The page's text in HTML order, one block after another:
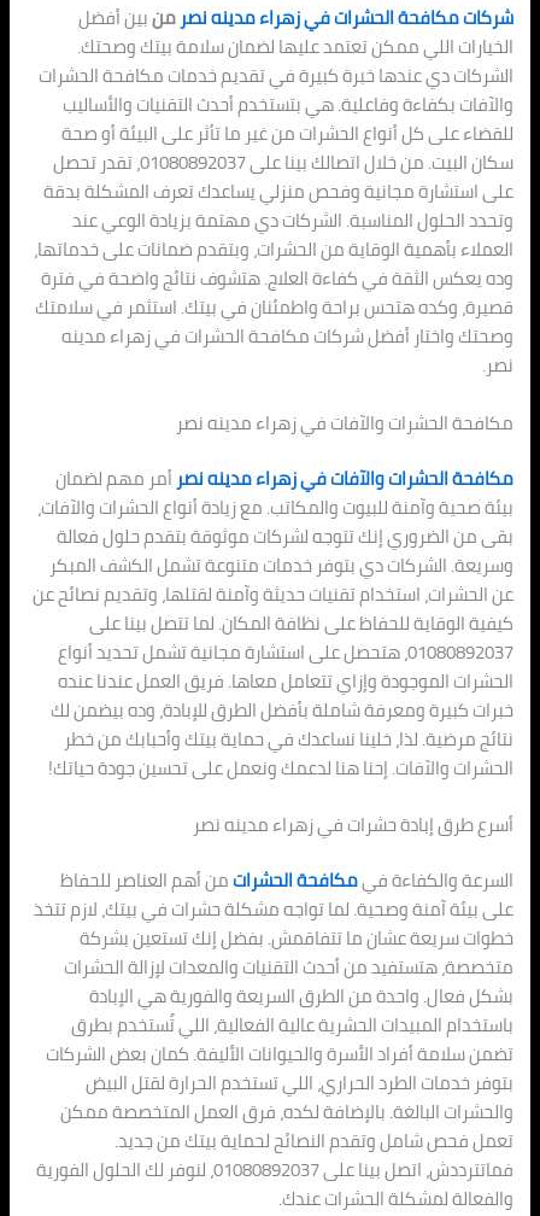
شركات مكافحة الحشرات في زهراء مدينه نصرمنبين أفضل
الخيارات اللي ممكن تعتمد عليها لضمان سلامة بيتك وصحتك.
الشركات دي عندها خبرة كبيرة في تقديم خدمات مكافحة الحشرات
والآفات بكفاءة وفاعلية. هي بتستخدم أحدث التقنيات والأساليب
للقضاء على كل أنواع الحشرات من غير ما تأثر على البيئة أو صحة
سكان البيت. من خلال اتصالك بينا على 01080892037، تقدر تحصل
على استشارة مجانية وفحص منزلي يساعدك تعرف المشكلة بدقة
وتحدد الحلول المناسبة. الشركات دي مهتمة بزيادة الوعي عند
العملاء بأهمية الوقاية من الحشرات، وبتقدم ضمانات على خدماتها،
وده يعكس الثقة في كفاءة العلاج. هتشوف نتائج واضحة في فترة
قصيرة، وكده هتحس براحة واطمئنان في بيتك. استثمر في سلامتك
وصحتك واختار أفضل شركات مكافحة الحشرات في زهراء مدينه
نصر.
مكافحة الحشرات والآفات في زهراء مدينه نصر
مكافحة الحشرات والآفات في زهراء مدينه نصر أمر مهم لضمان
بيئة صحية وآمنة للبيوت والمكاتب. مع زيادة أنواع الحشرات والآفات،
بقى من الضروري إنك تتوجه لشركات موثوقة بتقدم حلول فعالة
وسريعة. الشركات دي بتوفر خدمات متنوعة تشمل الكشف المبكر
عن الحشرات، استخدام تقنيات حديثة وآمنة لقتلها، وتقديم نصائح عن
كيفية الوقاية للحفاظ على نظافة المكان. لما تتصل بينا على
01080892037، هتحصل على استشارة مجانية تشمل تحديد أنواع
الحشرات الموجودة وإزاي تتعامل معاها. فريق العمل عندنا عنده
خبرات كبيرة ومعرفة شاملة بأفضل الطرق للإبادة، وده بيضمن لك
نتائج مرضية. لذا، خلينا نساعدك في حماية بيتك وأحبابك من خطر
الحشرات والآفات. إحنا هنا لدعمك ونعمل على تحسين جودة حياتك!
أسرع طرق إبادة حشرات في زهراء مدينه نصر
السرعة والكفاءة فيمكافحة الحشراتمن أهم العناصر للحفاظ
على بيئة آمنة وصحية. لما تواجه مشكلة حشرات في بيتك، لازم تتخذ
خطوات سريعة عشان ما تتفاقمش. بفضل إنك تستعين بشركة
متخصصة، هتستفيد من أحدث التقنيات والمعدات لإزالة الحشرات
بشكل فعال. واحدة من الطرق السريعة والفورية هي الإبادة
باستخدام المبيدات الحشرية عالية الفعالية، اللي تُستخدم بطرق
تضمن سلامة أفراد الأسرة والحيوانات الأليفة. كمان بعض الشركات
بتوفر خدمات الطرد الحراري، اللي تستخدم الحرارة لقتل البيض
والحشرات البالغة. بالإضافة لكده، فرق العمل المتخصصة ممكن
تعمل فحص شامل وتقدم النصائح لحماية بيتك من جديد.
فماتترددش، اتصل بينا على 01080892037، لنوفر لك الحلول الفورية
والفعالة لمشكلة الحشرات عندك.